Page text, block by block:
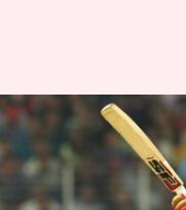
IPL 2024:
खिलाड़ियों
प्रभावित